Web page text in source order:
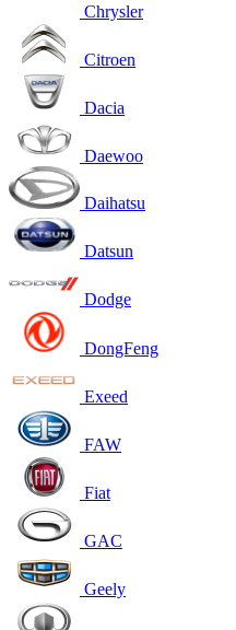
Chrysler
Citroen
Dacia
Daewoo
Daihatsu
Datsun
Dodge
DongFeng
Exeed
FAW
Fiat
GAC
Geely